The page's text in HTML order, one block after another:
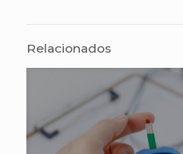
Relacionados